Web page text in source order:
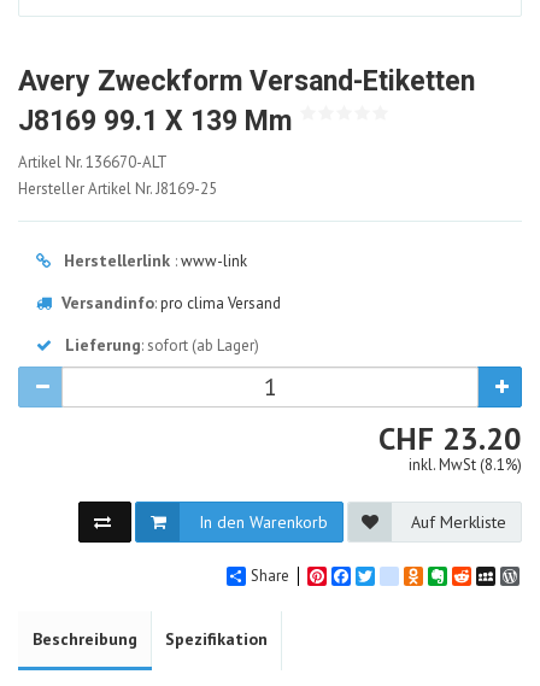
Avery Zweckform Versand-Etiketten
J8169 99.1 X 139 Mm
136670-
ALT
Artikel Nr.136670-ALT
Hersteller Artikel Nr.J8169-25
Herstellerlink :www-link
Versandinfo:pro clima Versand
Lieferung: sofort (ab Lager)
CHF CHF
23.20
inkl. MwSt (8.1%)
In den Warenkorb Auf Merkliste
Share PinterestFacebook
Twittergoogle_bookmarks
Odnoklassniki
Evernote
Reddit
Beschreibung Spezifikation